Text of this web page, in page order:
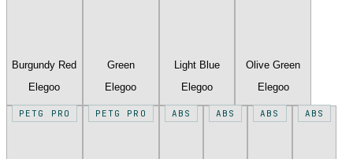
Burgundy Red
Elegoo
Green
Elegoo
Light Blue
Elegoo
Olive Green
Elegoo
PETG PRO PETG PRO ABS ABS ABS ABS